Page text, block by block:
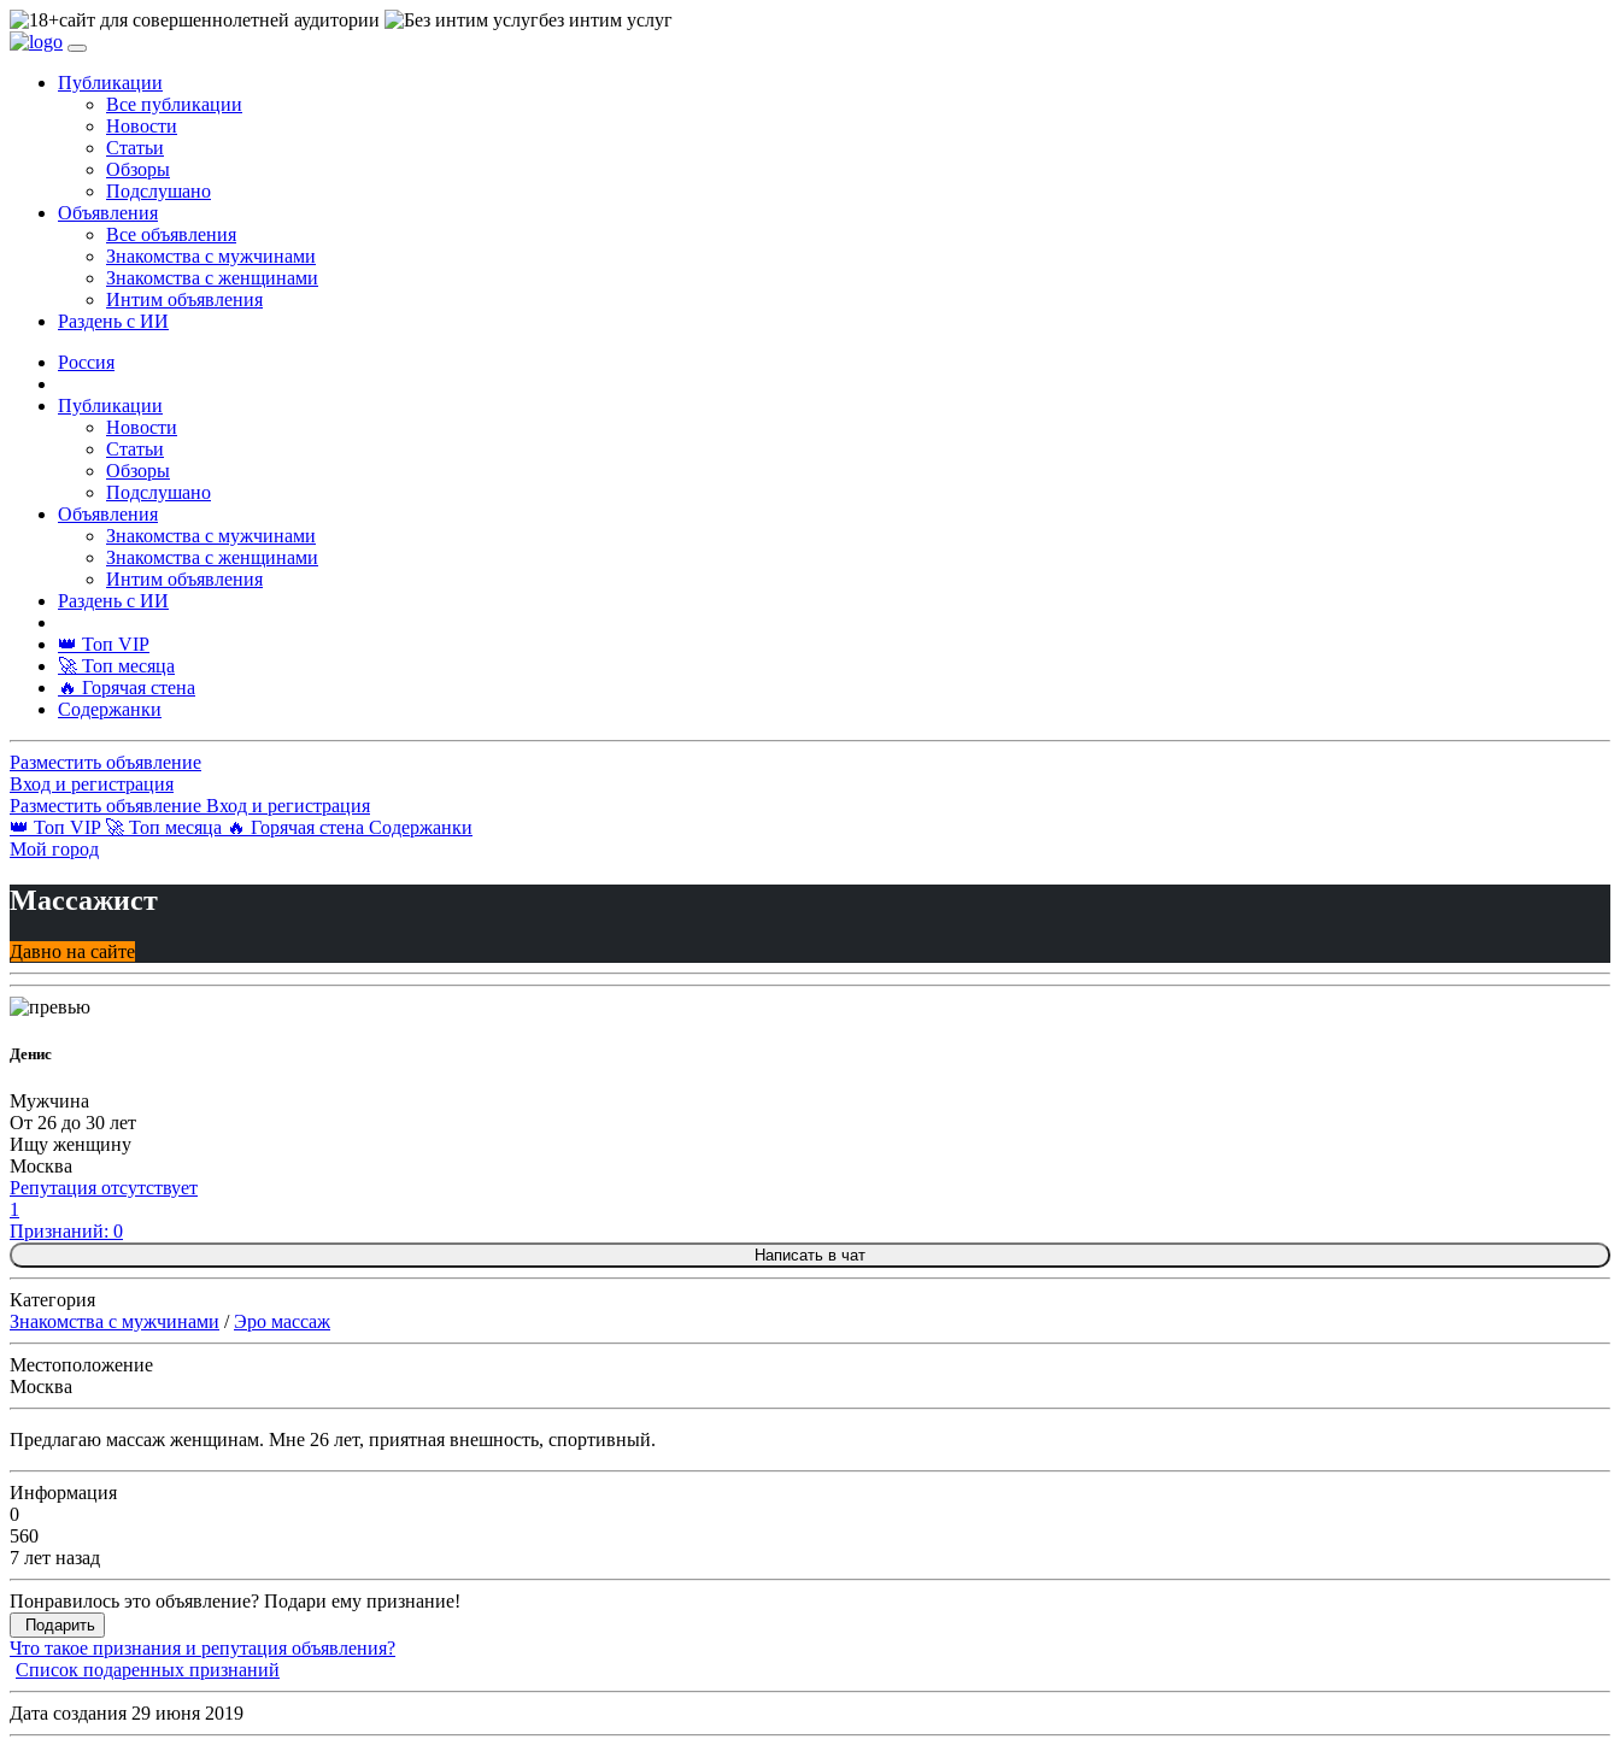
сайт для совершеннолетней аудитории без интим услуг
Публикации
Все публикации
Новости
Статьи
Обзоры
Подслушано
Объявления
Все объявления
Знакомства с мужчинами
Знакомства с женщинами
Интим объявления
Раздень с ИИ
Россия
Публикации
Новости
Статьи
Обзоры
Подслушано
Объявления
Знакомства с мужчинами
Знакомства с женщинами
Интим объявления
Раздень с ИИ
👑 Топ VIP
🚀 Топ месяца
🔥 Горячая стена
Содержанки
Разместить объявление
Вход и регистрация
Разместить объявление Вход и регистрация
👑 Топ VIP 🚀 Топ месяца 🔥 Горячая стена Содержанки
Мой город
Массажист
Давно на сайте
Денис
Мужчина
От 26 до 30 лет
Ищу женщину
Москва
Репутация отсутствует
1
Признаний: 0
Написать в чат
Категория
Знакомства с мужчинами /Эро массаж
Местоположение
Москва
Предлагаю массаж женщинам. Мне 26 лет, приятная внешность, спортивный.
Информация
0
560
7 лет назад
Понравилось это объявление? Подари ему признание!
Подарить
Что такое признания и репутация объявления?
Список подаренных признаний
Дата создания 29 июня 2019